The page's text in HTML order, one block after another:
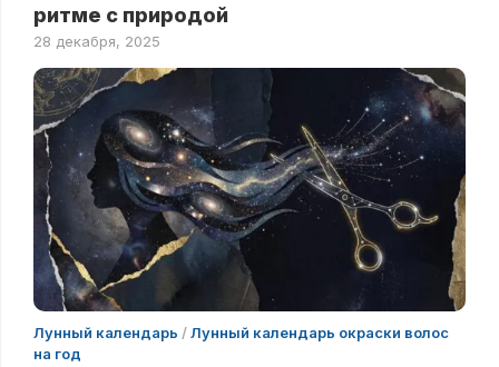
ритме с природой
28 декабря, 2025
Лунный календарь /Лунный календарь окраски волос
на год